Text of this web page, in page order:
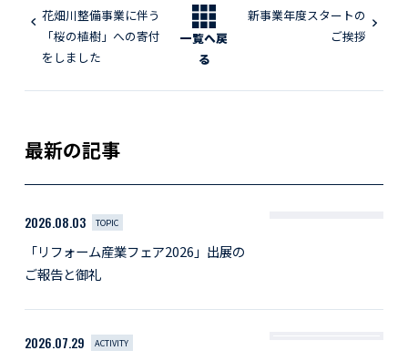
花畑川整備事業に伴う
「桜の植樹」への寄付
をしました
一覧へ戻
る
新事業年度スタートの
ご挨拶
最新の記事
2026.08.03 TOPIC
「リフォーム産業フェア2026」出展の
ご報告と御礼
2026.07.29 ACTIVITY